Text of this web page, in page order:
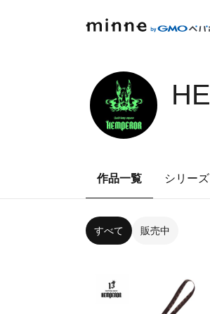
作品一覧 シリーズ
すべて 販売中